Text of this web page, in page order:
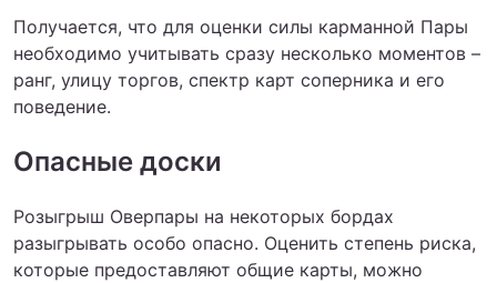
Получается, что для оценки силы карманной Пары
необходимо учитывать сразу несколько моментов –
ранг, улицу торгов, спектр карт соперника и его
поведение.
Опасные доски
Розыгрыш Оверпары на некоторых бордах
разыгрывать особо опасно. Оценить степень риска,
которые предоставляют общие карты, можно